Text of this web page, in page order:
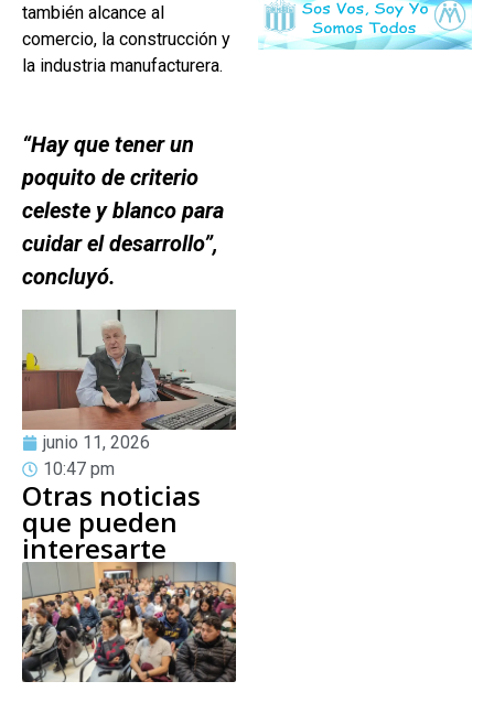
también alcance al
comercio, la construcción y
la industria manufacturera.
“Hay que tener un
poquito de criterio
celeste y blanco para
cuidar el desarrollo”,
concluyó.
junio 11, 2026
10:47 pm
Otras noticias
que pueden
interesarte